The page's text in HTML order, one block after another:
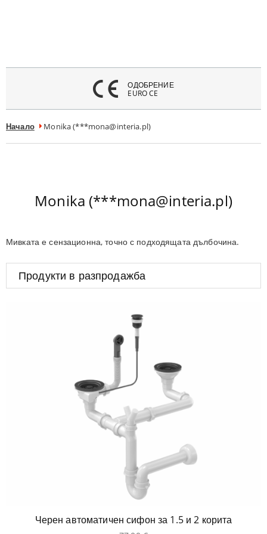
ОДОБРЕНИЕ
EURO CE
Начало Monika (***mona@interia.pl)
Monika (***mona@interia.pl)
Мивката е сензационна, точно с подходящата дълбочина.
Продукти в разпродажба
Черен автоматичен сифон за 1.5 и 2 корита